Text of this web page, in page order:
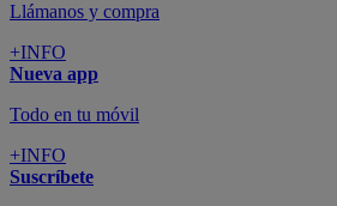
Llámanos y compra
+INFO
Nueva app
Todo en tu móvil
+INFO
Suscríbete